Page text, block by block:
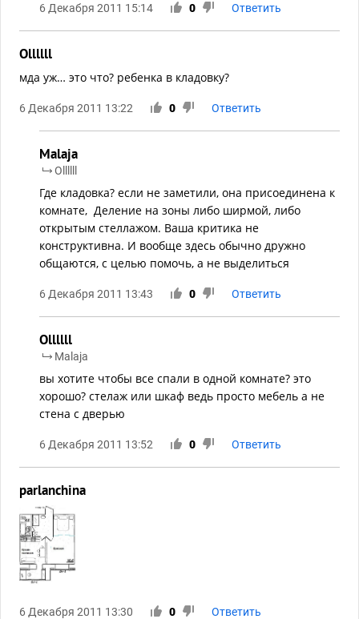
6 Декабря 2011 15:14 0 Ответить
Ollllll
мда уж… это что? ребенка в кладовку?
6 Декабря 2011 13:22 0 Ответить
Malaja
Ollllll
Где кладовка? если не заметили, она присоединена к
комнате, Деление на зоны либо ширмой, либо
открытым стеллажом. Ваша критика не
конструктивна. И вообще здесь обычно дружно
общаются, с целью помочь, а не выделиться
6 Декабря 2011 13:43 0 Ответить
Ollllll
Malaja
вы хотите чтобы все спали в одной комнате? это
хорошо? стелаж или шкаф ведь просто мебель а не
стена с дверью
6 Декабря 2011 13:52 0 Ответить
parlanchina
6 Декабря 2011 13:30 0 Ответить